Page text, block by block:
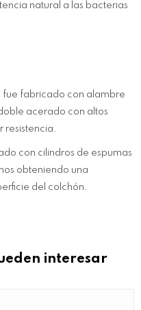
natural a las bacterias
fue fabricado con alambre
acerado con altos
resistencia.
con cilindros de espumas
obteniendo una
del colchón.
interesar